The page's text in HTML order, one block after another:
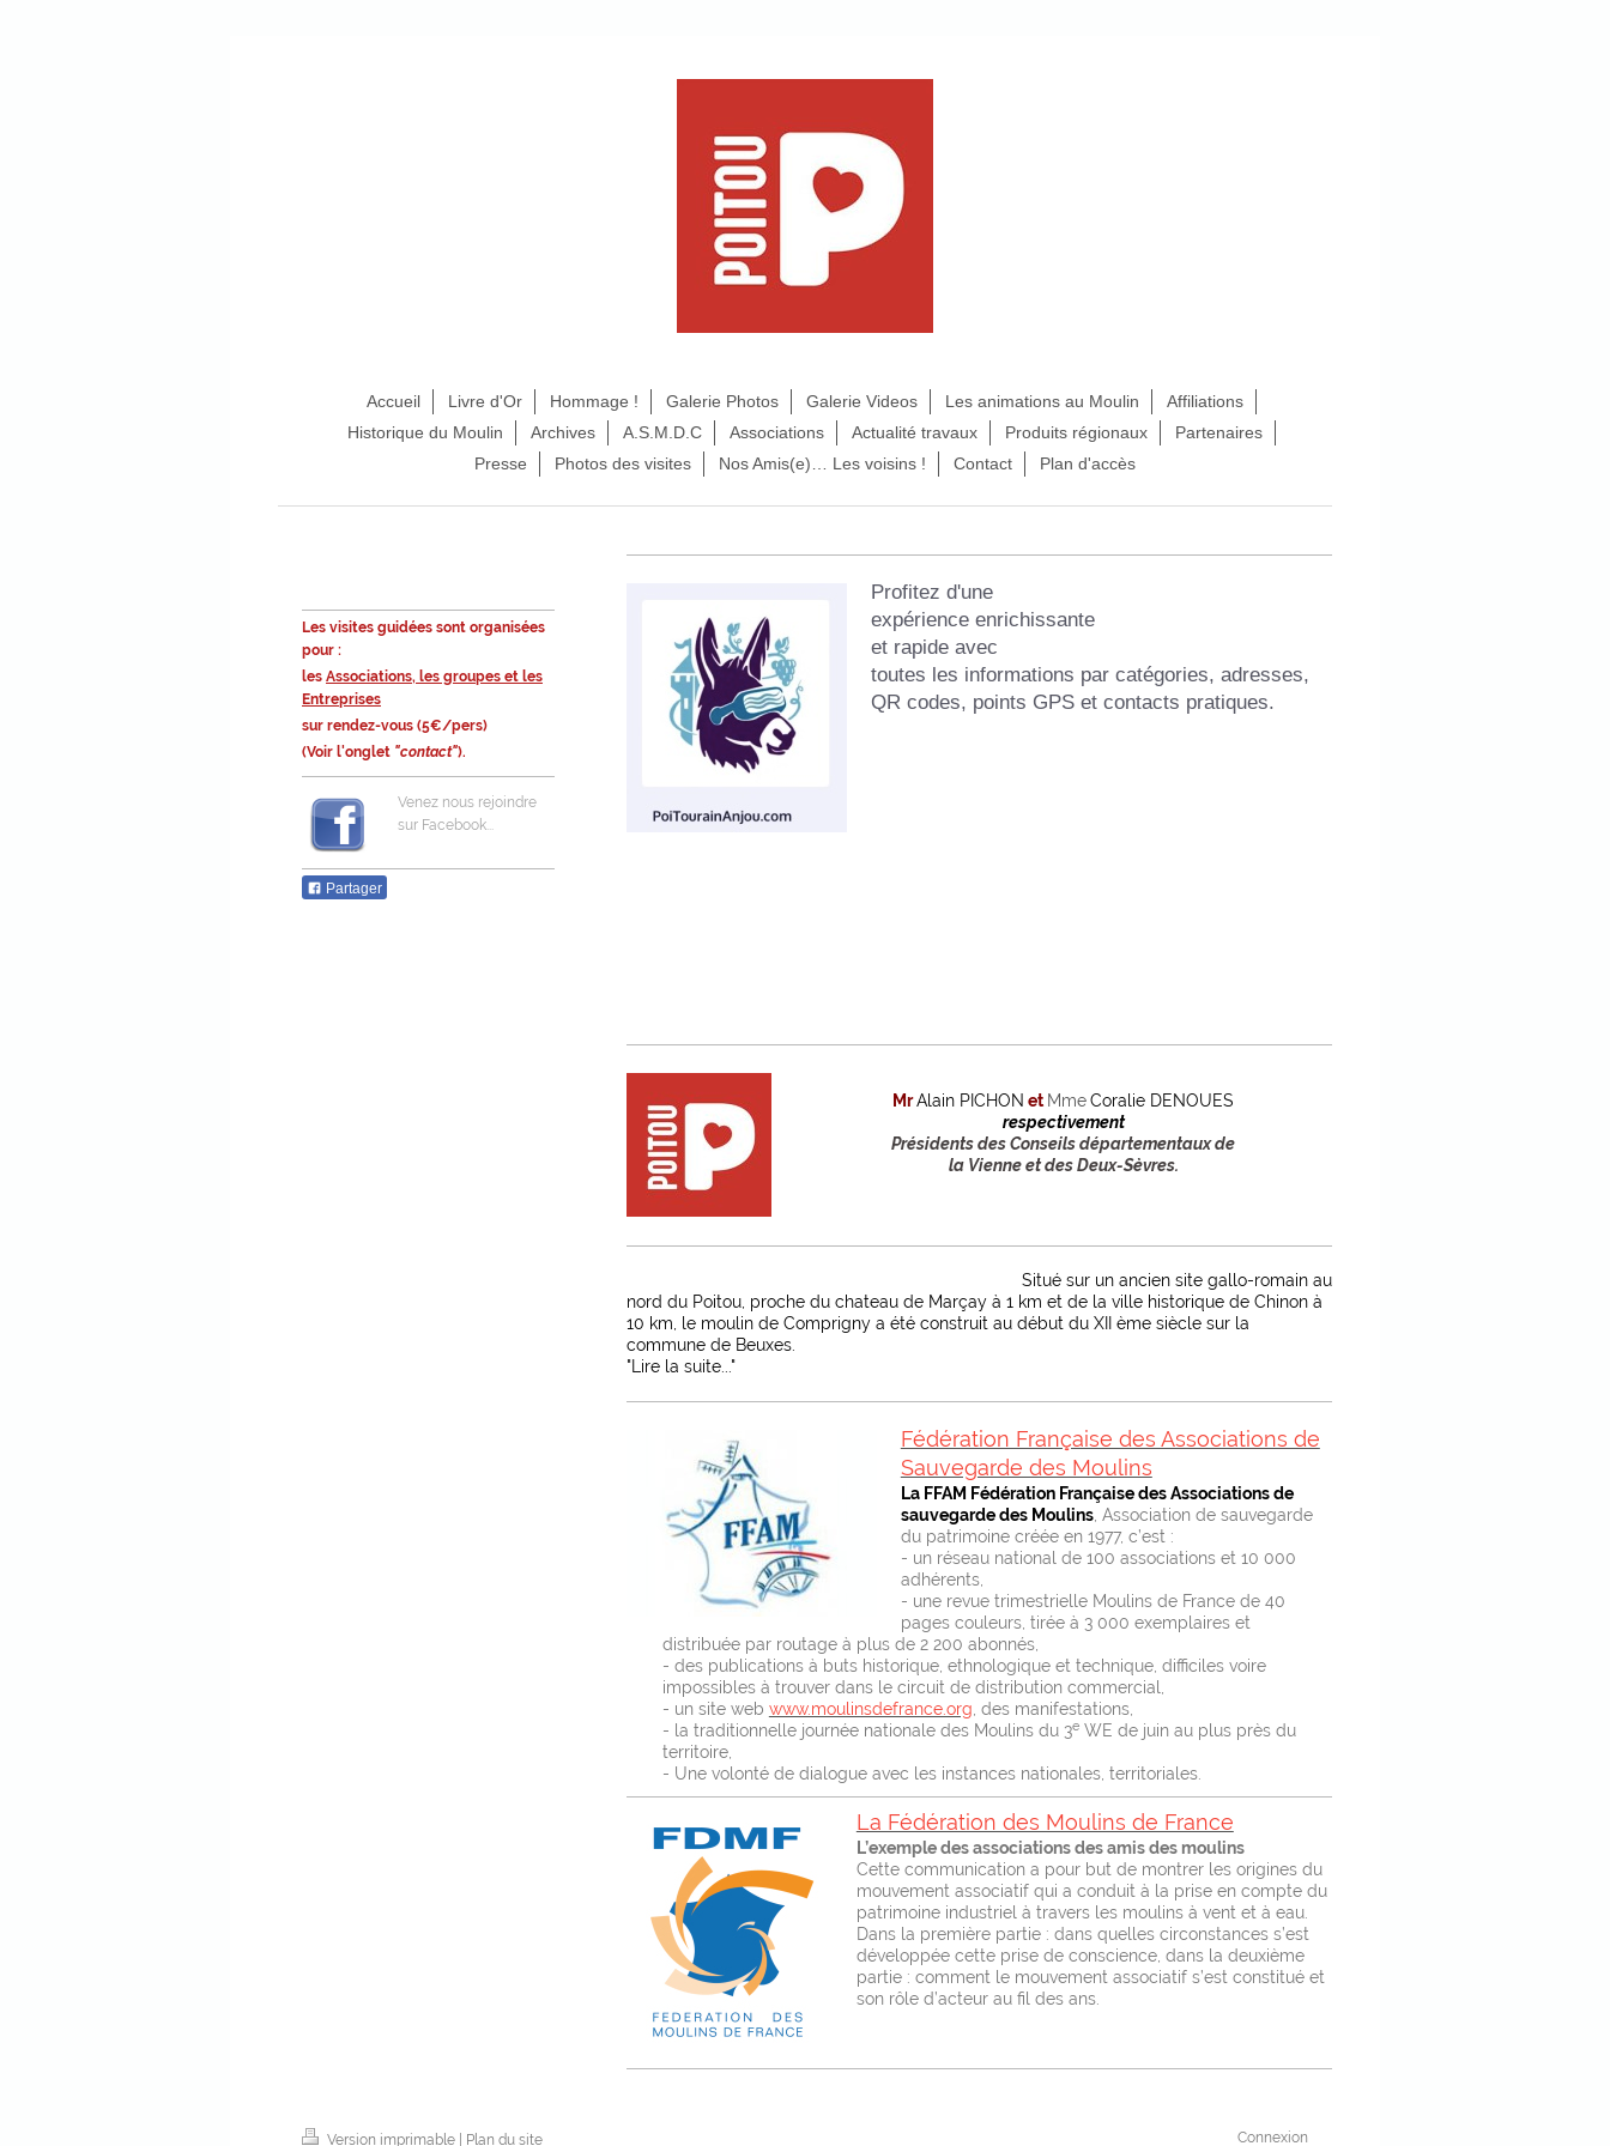
Accueil Livre d'Or Hommage ! Galerie Photos Galerie Videos Les animations au Moulin
Affiliations
Historique du Moulin
Archives A.S.M.D.C Associations Actualité travaux Produits régionaux
Partenaires
Presse
Photos des visites Nos Amis(e)… Les voisins ! Contact Plan d'accès
Profitez d'une
expérience enrichissante
et rapide avec
toutes les informations par catégories, adresses,
QR codes, points GPS et contacts pratiques.
MrAlain PICHON et Mme Coralie DENOUES
respectivement
Présidents des Conseils départementaux de
la Vienne et des Deux-Sèvres.
Situé sur un ancien site gallo-romain au
nord du Poitou, proche du chateau de Marçay à 1 km et de la ville historique de Chinon à
10 km, le moulin de Comprigny a été construit au début du XII ème siècle sur la
commune de Beuxes.
"Lire la suite..."
Fédération Française des Associations de
Sauvegarde des Moulins
La FFAM Fédération Française des Associations de
sauvegarde des Moulins, Association de sauvegarde
du patrimoine créée en 1977, c’est :
- un réseau national de 100 associations et 10 000
adhérents,
- une revue trimestrielle Moulins de France de 40
pages couleurs, tirée à 3 000 exemplaires et
distribuée par routage à plus de 2 200 abonnés,
- des publications à buts historique, ethnologique et technique, difficiles voire
impossibles à trouver dans le circuit de distribution commercial,
- un site web www.moulinsdefrance.org , des manifestations,
- la traditionnelle journée nationale des Moulins du 3eWE de juin au plus près du
territoire,
- Une volonté de dialogue avec les instances nationales, territoriales.
La Fédération des Moulins de France
L’exemple des associations des amis des moulins
Cette communication a pour but de montrer les origines du
mouvement associatif qui a conduit à la prise en compte du
patrimoine industriel à travers les moulins à vent et à eau.
Dans la première partie : dans quelles circonstances s’est
développée cette prise de conscience, dans la deuxième
partie : comment le mouvement associatif s’est constitué et
son rôle d’acteur au fil des ans.
Les visites guidées sont organisées
pour :
les Associations, les groupes et les
Entreprises
sur rendez-vous (5€/pers)
(Voir l'onglet "contact").
Venez nous rejoindre
sur Facebook...
Partager
Version imprimable Plan du site Connexion